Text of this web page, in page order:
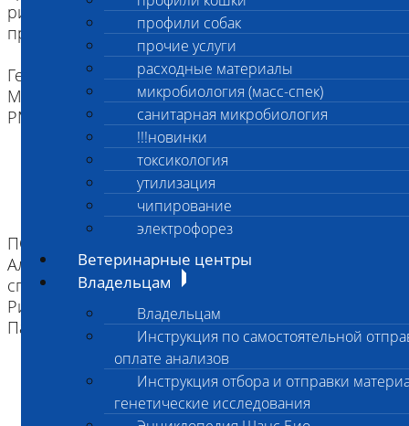
профили собак
прочие услуги
расходные материалы
микробиология (масс-спек)
санитарная микробиология
!!!новинки
токсикология
утилизация
чипирование
электрофорез
Ветеринарные центры
Владельцам
Владельцам
Инструкция по самостоятельной
оплате анализов
Инструкция отбора и отправки
генетические исследования
ризеншнауцера и дирхаунда. Наследование
происходит по аутосомно-рецессивному типу.
Ген: F7 (coagulation factor VII)
Мутация: c.407G>A p.Gly136Glu
PM ID: 16961583, 19712579.
ПОРОДЫ:
Аляскинский кли кай, Бигль, Вельш спрингер
спаниель, Дирхаунд,
Ризеншнауцер, Финская гончая, Эрдельтерьер,
Папийон и Староанглийская овчарка (Бобтейл)